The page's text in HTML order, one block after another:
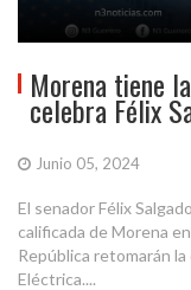
Morena tiene
celebra Félix
Junio 05, 2024
El senador Félix
calificada de Morena
República retomarán
Eléctrica....